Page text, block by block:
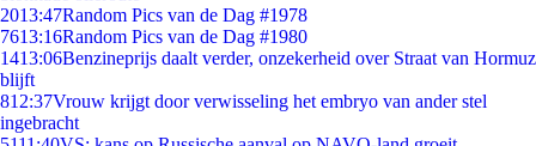
2013:47Random Pics van de Dag #1978
7613:16Random Pics van de Dag #1980
1413:06Benzineprijs daalt verder, onzekerheid over Straat van Hormuz
blijft
812:37Vrouw krijgt door verwisseling het embryo van ander stel
ingebracht